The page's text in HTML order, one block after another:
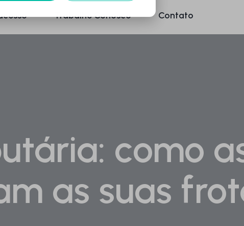
Trabalhe Conosco Contato
como
as suas